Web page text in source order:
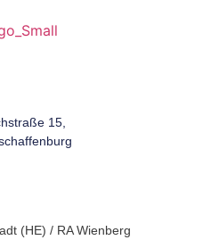
15,
(HE) / RA Wienberg